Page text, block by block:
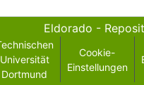
Eldorado -
Universität
Dortmund
Cookie-
Einstellungen